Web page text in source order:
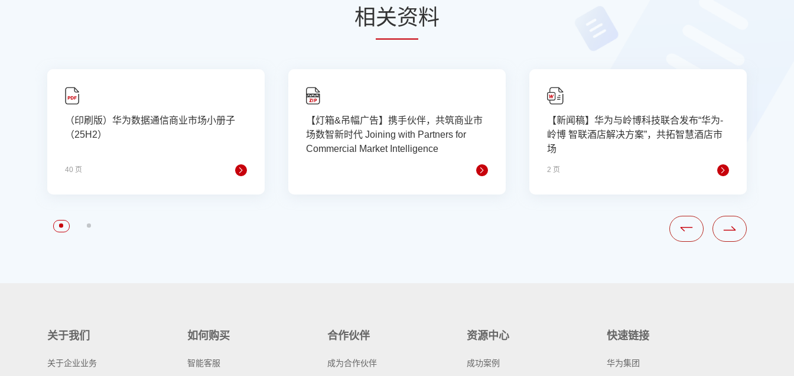
相关资料
（印刷版）华为数据通信商业市场小册子
（25H2）
40 页
【灯箱&吊幅广告】携手伙伴，共筑商业市
场数智新时代 Joining with Partners for
Commercial Market Intelligence
【新闻稿】华为与岭博科技联合发布“华为-
岭博 智联酒店解决方案”，共拓智慧酒店市
场
2 页
关于我们
关于企业业务
如何购买
智能客服
合作伙伴
成为合作伙伴
资源中心
成功案例
快速链接
华为集团